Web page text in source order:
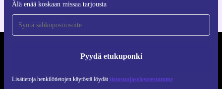
Älä enää koskaan missaa tarjousta
Pyydä etukuponki
Lisätietoja henkilötietojen käytöstä löydät tietosuojaselosteestamme